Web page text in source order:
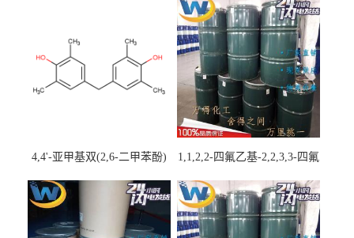
4,4'-亚甲基双(2,6-二甲苯酚)
1,1,2,2-四氟乙基-2,2,3,3-四氟